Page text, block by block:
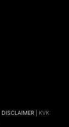
DISCLAIMER | KVK: